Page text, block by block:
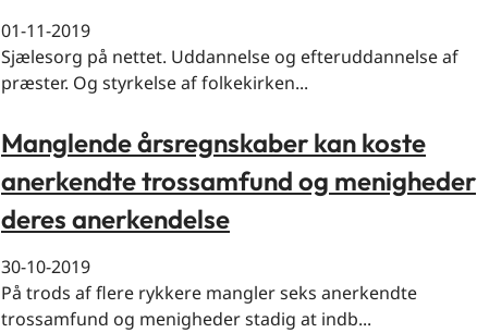
01-11-2019
Sjælesorg på nettet. Uddannelse og efteruddannelse af
præster. Og styrkelse af folkekirken...
Manglende årsregnskaber kan koste
anerkendte trossamfund og menigheder
deres anerkendelse
30-10-2019
På trods af flere rykkere mangler seks anerkendte
trossamfund og menigheder stadig at indb...